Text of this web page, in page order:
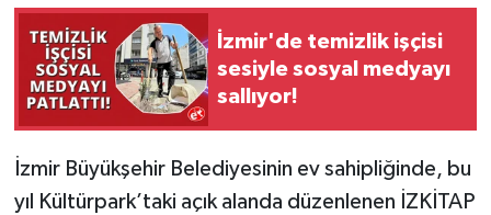
İzmir'de temizlik işçisi
sesiyle sosyal medyayı
sallıyor!
İzmir Büyükşehir Belediyesinin ev sahipliğinde, bu
yıl Kültürpark’taki açık alanda düzenlenen İZKİTAP